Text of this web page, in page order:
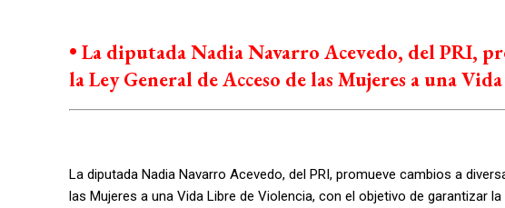
• La diputada Nadia Navarro Acevedo, del PRI,
la Ley General de Acceso de las Mujeres a una
La diputada Nadia Navarro Acevedo, del PRI, promueve cambios a
las Mujeres a una Vida Libre de Violencia, con el objetivo de garantizar